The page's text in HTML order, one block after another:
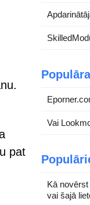
pat
Vai
Kā
vai šajā